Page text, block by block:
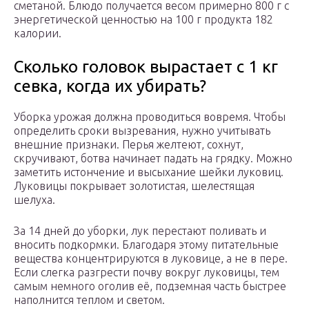
сметаной. Блюдо получается весом примерно 800 г с
энергетической ценностью на 100 г продукта 182
калории.
Сколько головок вырастает с 1 кг
севка, когда их убирать?
Уборка урожая должна проводиться вовремя. Чтобы
определить сроки вызревания, нужно учитывать
внешние признаки. Перья желтеют, сохнут,
скручивают, ботва начинает падать на грядку. Можно
заметить истончение и высыхание шейки луковиц.
Луковицы покрывает золотистая, шелестящая
шелуха.
За 14 дней до уборки, лук перестают поливать и
вносить подкормки. Благодаря этому питательные
вещества концентрируются в луковице, а не в пере.
Если слегка разгрести почву вокруг луковицы, тем
самым немного оголив её, подземная часть быстрее
наполнится теплом и светом.